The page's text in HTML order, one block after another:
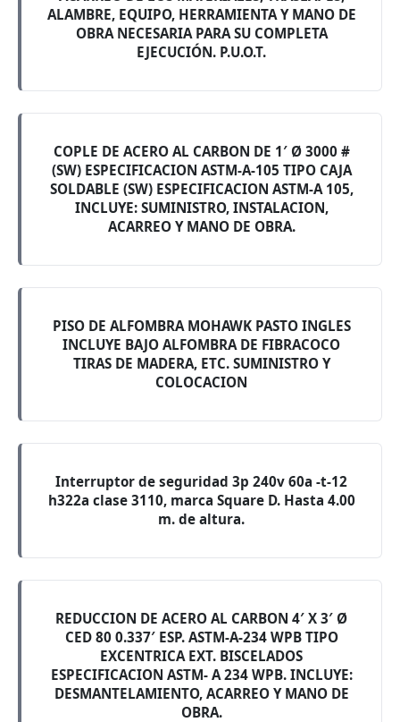
ALAMBRE, EQUIPO, HERRAMIENTA Y MANO DE
OBRA NECESARIA PARA SU COMPLETA
EJECUCIÓN. P.U.O.T.
COPLE DE ACERO AL CARBON DE 1′ Ø 3000 #
(SW) ESPECIFICACION ASTM-A-105 TIPO CAJA
SOLDABLE (SW) ESPECIFICACION ASTM-A 105,
INCLUYE: SUMINISTRO, INSTALACION,
ACARREO Y MANO DE OBRA.
PISO DE ALFOMBRA MOHAWK PASTO INGLES
INCLUYE BAJO ALFOMBRA DE FIBRACOCO
TIRAS DE MADERA, ETC. SUMINISTRO Y
COLOCACION
Interruptor de seguridad 3p 240v 60a -t-12
h322a clase 3110, marca Square D. Hasta 4.00
m. de altura.
REDUCCION DE ACERO AL CARBON 4′ X 3′ Ø
CED 80 0.337′ ESP. ASTM-A-234 WPB TIPO
EXCENTRICA EXT. BISCELADOS
ESPECIFICACION ASTM- A 234 WPB. INCLUYE:
DESMANTELAMIENTO, ACARREO Y MANO DE
OBRA.